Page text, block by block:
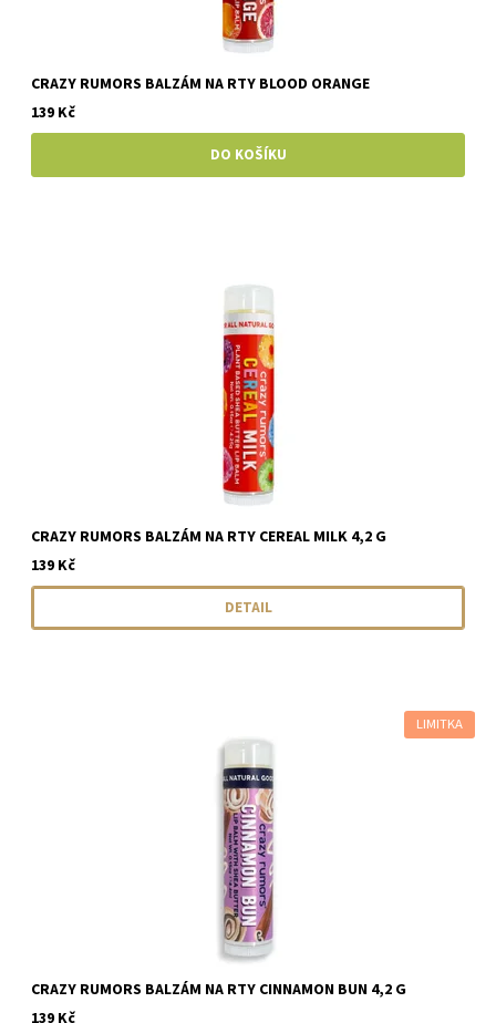
CRAZY RUMORS BALZÁM NA RTY BLOOD ORANGE
139 Kč
CRAZY RUMORS BALZÁM NA RTY CEREAL MILK 4,2 G
139 Kč
DETAIL
LIMITKA
CRAZY RUMORS BALZÁM NA RTY CINNAMON BUN 4,2 G
139 Kč